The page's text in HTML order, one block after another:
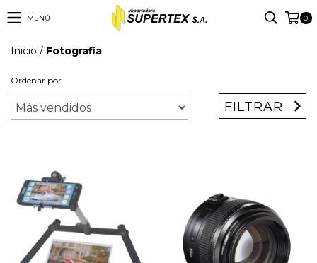
MENÚ 0
Inicio / Fotografia
Ordenar por
FILTRAR